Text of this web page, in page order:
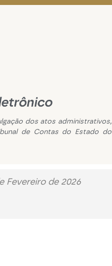
dos atos administrativos,
de Contas do Estado do
Fevereiro de 2026